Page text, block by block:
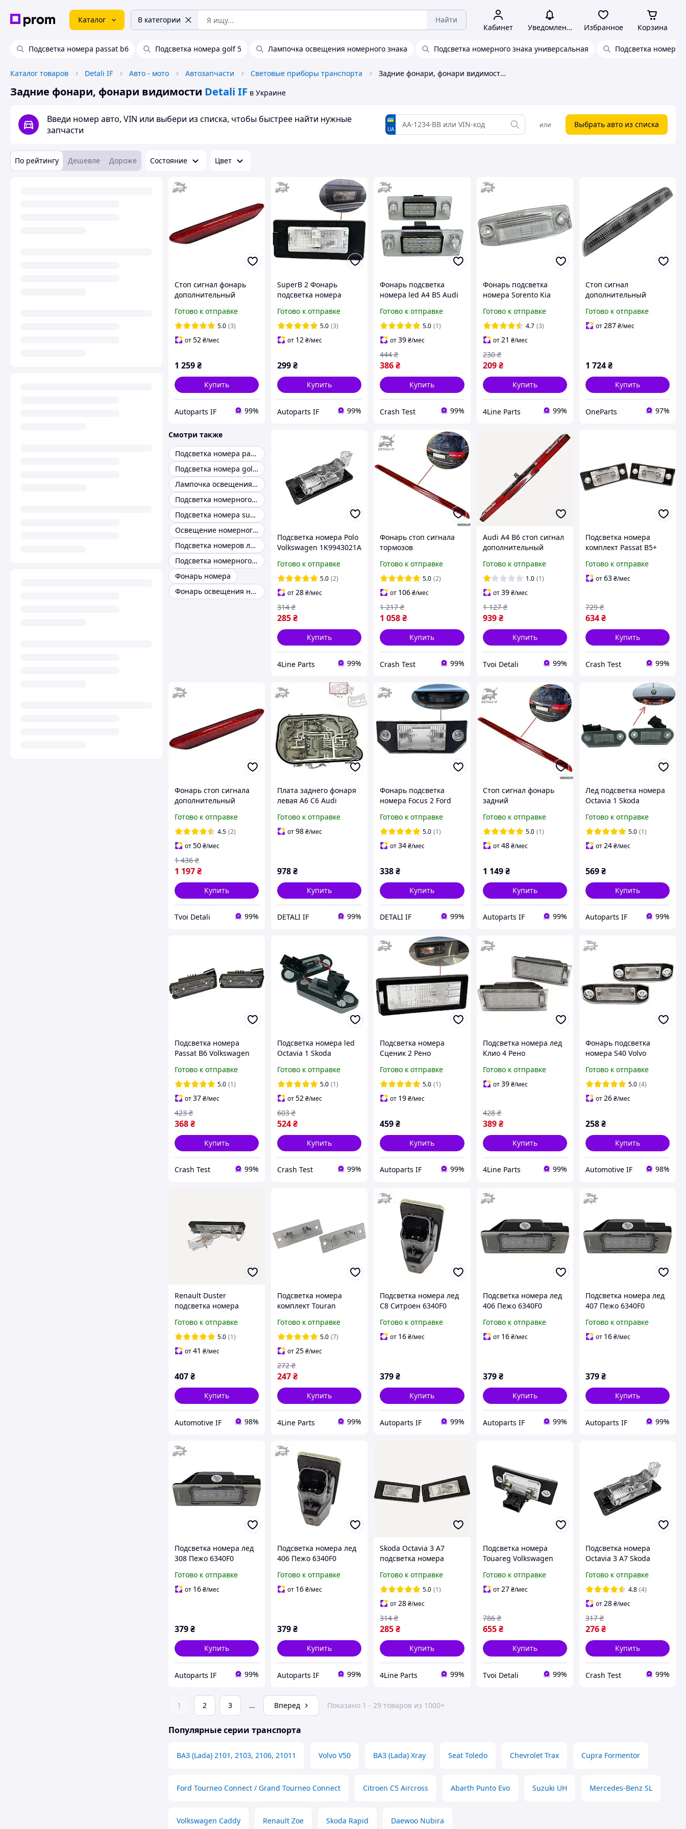
Каталог В категории Найти
Кабинет Уведомления Избранное Корзина
Подсветка номера passat b6 Подсветка номера golf 5 Лампочка освещения номерного знака Подсветка номерного знака универсальная Подсветка номера
Каталог товаров Detali IF Авто - мото Автозапчасти Световые приборы транспорта Задние фонари, фонари видимости Detali IF
Задние фонари, фонари видимости Detali IF в Украине
Введи номер авто, VIN или выбери из списка, чтобы быстрее найти нужные
запчасти
UA или Выбрать авто из списка
По рейтингу Дешевле Дороже Состояние Цвет
Стоп сигнал фонарь
дополнительный
1Z9945097A
1Z9945097B
1Z9945097C
Готово к отправке
5.0 (3)
от52₴/мес
1 259₴
Купить
Autoparts IF 99%
SuperB 2 Фонарь
подсветка номера
1K9943021C
1K9943021D 5N0943021
5M0943021A
Готово к отправке
5.0 (3)
от 12₴/мес
299₴
Купить
Autoparts IF 99%
Фонарь подсветка
номера led A4 B5 Audi
Готово к отправке
5.0 (1)
от39₴/мес
386₴
444 ₴
Купить
Crash Test 99%
Фонарь подсветка
номера Sorento Kia
2P000
Готово к отправке
4.7 (3)
от21 ₴/мес
209 ₴
230 ₴
Купить
4Line Parts 99%
Стоп сигнал
дополнительный
8334A113
Готово к отправке
от287₴/мес
1 724₴
Купить
OneParts 97%
Смотри также
Подсветка номера passat b6
Подсветка номера golf 5
Лампочка освещения номерного знака
Подсветка номерного знака универсальная
Подсветка номера superb 2
Освещение номерного знака калина
Подсветка номеров логан
Подсветка номерного знака passat b5
Фонарь номера
Фонарь освещения номерного знака isuzu
Подсветка номера Polo
Volkswagen 1K9943021A
1K9943021D
5M0943021A
5N0943021B
Готово к отправке
5.0 (2)
от28₴/мес
285₴
314 ₴
Купить
4Line Parts 99%
Фонарь стоп сигнала
тормозов
Audi 4F9945097 combi
Готово к отправке
5.0 (2)
от 106₴/мес
1 058₴
1 217 ₴
Купить
Crash Test 99%
Audi A4 B6 стоп сигнал
дополнительный
8E5945097C
Готово к отправке
1.0 (1)
от39 ₴/мес
939 ₴
1 127 ₴
Купить
Tvoi Detali 99%
Подсветка номера
комплект Passat B5+
1J5943021 1J5943021C
Готово к отправке
от63₴/мес
634₴
729 ₴
Купить
Crash Test 99%
Фонарь стоп сигнала
дополнительный
1Z9945097A
1Z9945097B
1Z9945097C
Готово к отправке
4.5 (2)
от50₴/мес
1 197₴
1 436 ₴
Купить
Tvoi Detali 99%
Плата заднего фонаря
левая A6 C6 Audi
Готово к отправке
от98₴/мес
978₴
Купить
DETALI IF 99%
Фонарь подсветка
номера Focus 2 Ford
3M5A13550BA
3M5A13550AA
Готово к отправке
5.0 (1)
от34₴/мес
338₴
Купить
DETALI IF 99%
Стоп сигнал фонарь
задний
Ауди 4F9945097 combi
Готово к отправке
5.0 (1)
от48 ₴/мес
1 149 ₴
Купить
Autoparts IF 99%
Лед подсветка номера
Octavia 1 Skoda
Готово к отправке
5.0 (1)
от 24₴/мес
569₴
Купить
Autoparts IF 99%
Подсветка номера
Passat B6 Volkswagen
1K8943021 3C5943021
2шт
Готово к отправке
5.0 (1)
от37₴/мес
368₴
423 ₴
Купить
Crash Test 99%
Подсветка номера led
Octavia 1 Skoda
Готово к отправке
5.0 (1)
от52₴/мес
524₴
603 ₴
Купить
Crash Test 99%
Подсветка номера
Сценик 2 Рено
8200013577
Готово к отправке
5.0 (1)
от 19₴/мес
459₴
Купить
Autoparts IF 99%
Подсветка номера лед
Клио 4 Рено
4159062300 8200480127
Готово к отправке
от39 ₴/мес
389 ₴
428 ₴
Купить
4Line Parts 99%
Фонарь подсветка
номера S40 Volvo
30634190 комплект 2шт
Готово к отправке
5.0 (4)
от26₴/мес
258₴
Купить
Automotive IF 98%
Renault Duster
подсветка номера
8200013577
Готово к отправке
5.0 (1)
от41 ₴/мес
407₴
Купить
Automotive IF 98%
Подсветка номера
комплект Touran
3B5943021B
3B5943021D
3B5943021E
Готово к отправке
5.0 (7)
от25₴/мес
247₴
272 ₴
Купить
4Line Parts 99%
Подсветка номера лед
С8 Ситроен 6340F0
Готово к отправке
от 16₴/мес
379₴
Купить
Autoparts IF 99%
Подсветка номера лед
406 Пежо 6340F0
Готово к отправке
от 16 ₴/мес
379 ₴
Купить
Autoparts IF 99%
Подсветка номера лед
407 Пежо 6340F0
Готово к отправке
от 16₴/мес
379₴
Купить
Autoparts IF 99%
Подсветка номера лед
308 Пежо 6340F0
Готово к отправке
от 16₴/мес
379₴
Купить
Autoparts IF 99%
Подсветка номера лед
406 Пежо 6340F0
Готово к отправке
от 16₴/мес
379₴
Купить
Autoparts IF 99%
Skoda Octavia 3 A7
подсветка номера
5N0943021A
5N0943021B
1K9943021A
1K9943021C
1K9943021D
Готово к отправке
5.0 (1)
от28₴/мес
285₴
314 ₴
Купить
4Line Parts 99%
Подсветка номера
Touareg Volkswagen
2KA270239001
1J5943021C 1J5943021A
Готово к отправке
от27 ₴/мес
655 ₴
786 ₴
Купить
Tvoi Detali 99%
Подсветка номера
Octavia 3 A7 Skoda
1K9943021C
1K9943021D
5M0943021A
5N0943021B
Готово к отправке
4.8 (4)
от28₴/мес
276₴
317 ₴
Купить
Crash Test 99%
1 2 3 ... Вперед Показано 1 - 29 товаров из 1000+
Популярные серии транспорта
ВАЗ (Lada) 2101, 2103, 2106, 21011 Volvo V50 ВАЗ (Lada) Xray Seat Toledo Chevrolet Trax Cupra Formentor
Ford Tourneo Connect / Grand Tourneo Connect Citroen C5 Aircross Abarth Punto Evo Suzuki UH Mercedes-Benz SL
Volkswagen Caddy Renault Zoe Skoda Rapid Daewoo Nubira